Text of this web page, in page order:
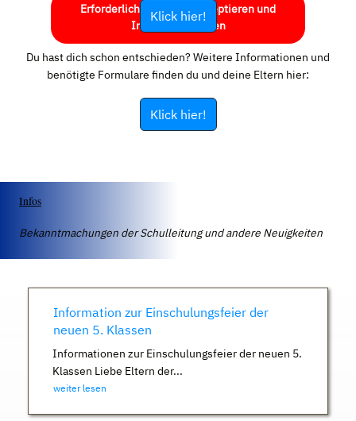
Erforderlichen Service akzeptieren und
Inhalte entsperren
Klick hier!
Du hast dich schon entschieden? Weitere Informationen und
benötigte Formulare finden du und deine Eltern hier:
Klick hier!
Infos
Bekanntmachungen der Schulleitung und andere Neuigkeiten
Information zur Einschulungsfeier der
neuen 5. Klassen
Informationen zur Einschulungsfeier der neuen 5.
Klassen Liebe Eltern der...
weiter lesen